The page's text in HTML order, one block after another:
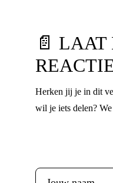
📄 LAAT
Herken jij je in dit
wil je iets delen?